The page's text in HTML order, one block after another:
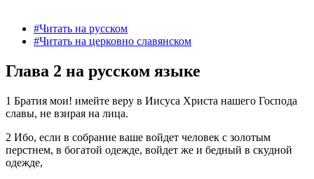
#Читать на русском
#Читать на церковно славянском
Глава 2 на русском языке
1 Братия мои! имейте веру в Иисуса Христа нашего Господа
славы, не взирая на лица.
2 Ибо, если в собрание ваше войдет человек с золотым
перстнем, в богатой одежде, войдет же и бедный в скудной
одежде,